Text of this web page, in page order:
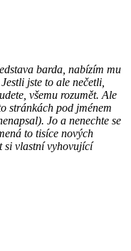
barda, nabízím mu
jste to ale nečetli,
všemu rozumět. Ale
stránkách pod jménem
Jo a nenechte se
to tisíce nových
si vlastní vyhovující